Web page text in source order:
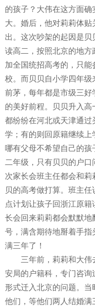
的孩子？大伟在这方面
大。婚后，他对莉莉体
出。这次吵架的起因是
读高二，按照北京的地
加全国统招高考的，只
校。而贝贝自小学四年级
前茅，每年都是市级三
的美好前程。贝贝升入
都纷纷在河北或天津通过
学；有的则回原籍继续上
哪有父母不希望自己的
二年级，只有贝贝的户
次家长会班主任都会和
贝的高考做打算。班主
点计划让孩子回浙江原
长会回来莉莉都会默默
号，满含期待地掰着手
满三年了！
三年前，莉莉和大伟
安局的户籍科，专门咨
形式迁入北京的问题。
他们，等他们两人结婚